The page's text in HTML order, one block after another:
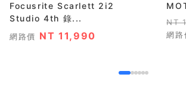
Focusrite Scarlett 2i2
Studio 4th 錄...
網路價 NT 11,990
NT
網路